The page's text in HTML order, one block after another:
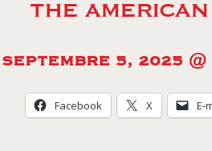
THE
SEPTEMBRE 5, 2025
Facebook X E-